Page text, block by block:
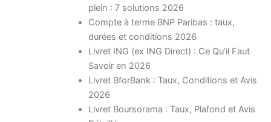
plein : 7 solutions 2026
Compte à terme BNP Paribas : taux,
durées et conditions 2026
Livret ING (ex ING Direct) : Ce Qu’il Faut
Savoir en 2026
Livret BforBank : Taux, Conditions et Avis
2026
Livret Boursorama : Taux, Plafond et Avis